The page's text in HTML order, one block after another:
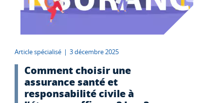
Article spécialisé | 3 décembre 2025
Comment choisir une
assurance santé et
responsabilité civile à